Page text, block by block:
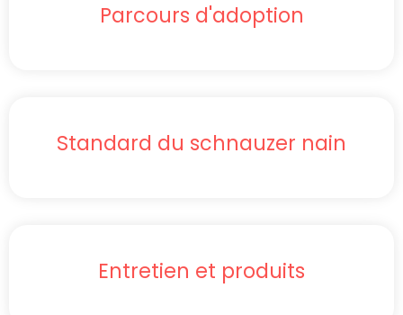
Parcours d'adoption
Standard du schnauzer nain
Entretien et produits